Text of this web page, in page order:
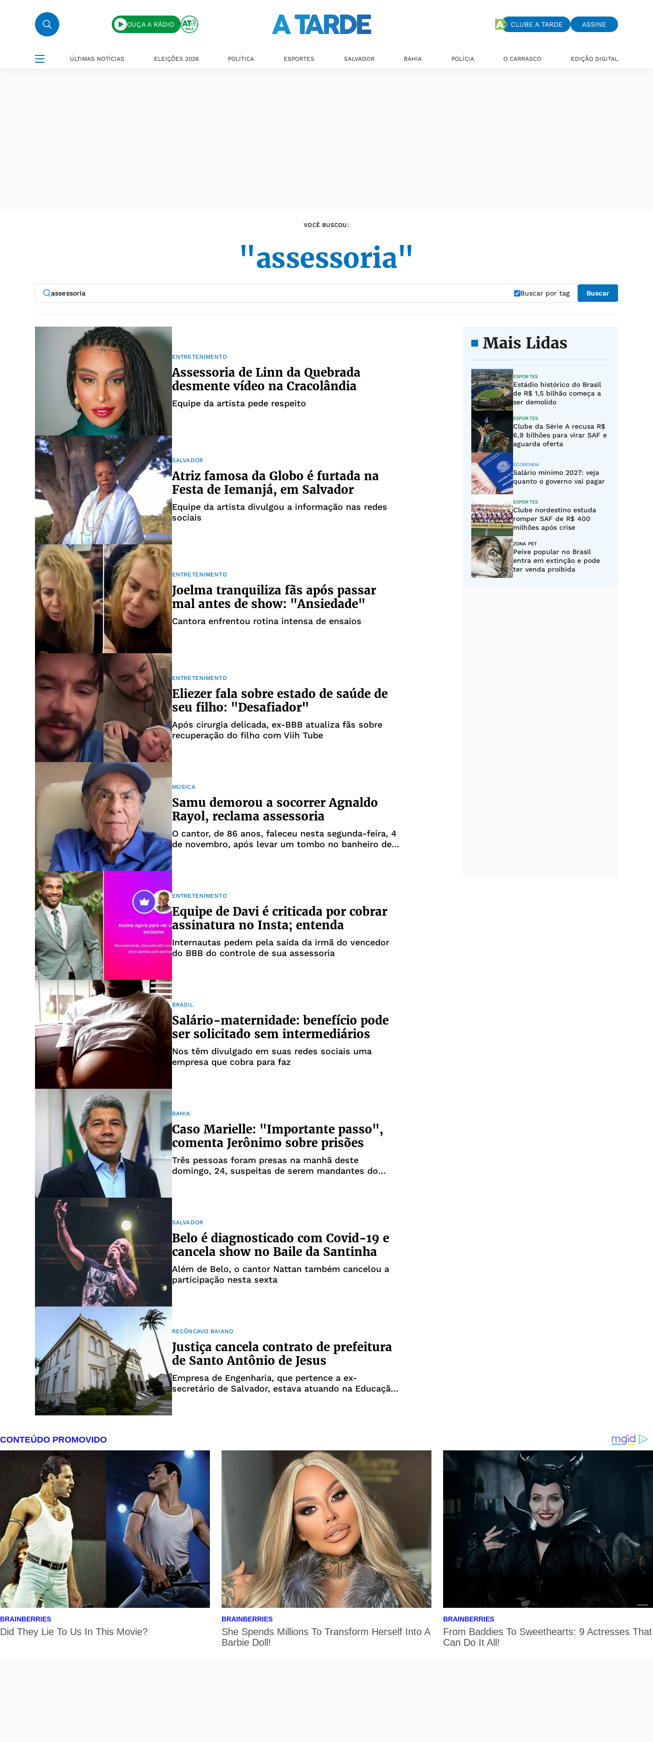
OUÇA A RÁDIO CLUBE A TARDE ASSINE
ÚLTIMAS NOTÍCIAS ELEIÇÕES 2026 POLÍTICA ESPORTES SALVADOR BAHIA POLÍCIA O CARRASCO EDIÇÃO DIGITAL
VOCÊ BUSCOU:
"assessoria"
Buscar por tag Buscar
ENTRETENIMENTO
Assessoria de Linn da Quebrada
desmente vídeo na Cracolândia
Equipe da artista pede respeito
SALVADOR
Atriz famosa da Globo é furtada na
Festa de Iemanjá, em Salvador
Equipe da artista divulgou a informação nas redes
sociais
ENTRETENIMENTO
Joelma tranquiliza fãs após passar
mal antes de show: "Ansiedade"
Cantora enfrentou rotina intensa de ensaios
ENTRETENIMENTO
Eliezer fala sobre estado de saúde de
seu filho: "Desafiador"
Após cirurgia delicada, ex-BBB atualiza fãs sobre
recuperação do filho com Viih Tube
MÚSICA
Samu demorou a socorrer Agnaldo
Rayol, reclama assessoria
O cantor, de 86 anos, faleceu nesta segunda-feira, 4
de novembro, após levar um tombo no banheiro de
ENTRETENIMENTO
Equipe de Davi é criticada por cobrar
assinatura no Insta; entenda
Internautas pedem pela saída da irmã do vencedor
do BBB do controle de sua assessoria
BRASIL
Salário-maternidade: benefício pode
ser solicitado sem intermediários
Nos têm divulgado em suas redes sociais uma
empresa que cobra para faz
BAHIA
Caso Marielle: "Importante passo",
comenta Jerônimo sobre prisões
Três pessoas foram presas na manhã deste
domingo, 24, suspeitas de serem mandantes do
SALVADOR
Belo é diagnosticado com Covid-19 e
cancela show no Baile da Santinha
Além de Belo, o cantor Nattan também cancelou a
participação nesta sexta
RECÔNCAVO BAIANO
Justiça cancela contrato de prefeitura
de Santo Antônio de Jesus
Empresa de Engenharia, que pertence a ex-
secretário de Salvador, estava atuando na Educação
Mais Lidas
ESPORTES
Estádio histórico do Brasil
de R$ 1,5 bilhão começa a
ser demolido
ESPORTES
Clube da Série A recusa R$
6,9 bilhões para virar SAF e
aguarda oferta
ECONOMIA
Salário mínimo 2027: veja
quanto o governo vai pagar
ESPORTES
Clube nordestino estuda
romper SAF de R$ 400
milhões após crise
ZONA PET
Peixe popular no Brasil
entra em extinção e pode
ter venda proibida